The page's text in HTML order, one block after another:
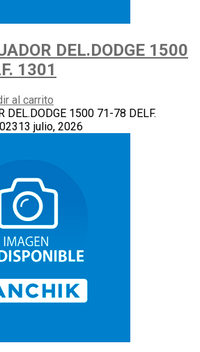
DEL.DODGE 1500
1301
al carrito
DEL.DODGE 1500 71-78 DELF.
13 julio, 2026